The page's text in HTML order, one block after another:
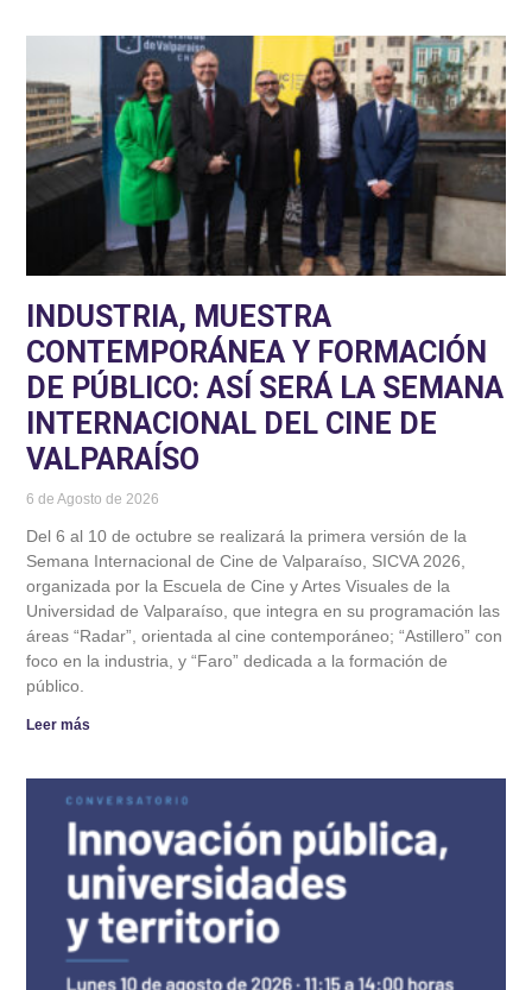
INDUSTRIA, MUESTRA
CONTEMPORÁNEA Y FORMACIÓN
DE PÚBLICO: ASÍ SERÁ LA SEMANA
INTERNACIONAL DEL CINE DE
VALPARAÍSO
6 de Agosto de 2026
Del 6 al 10 de octubre se realizará la primera versión de la
Semana Internacional de Cine de Valparaíso, SICVA 2026,
organizada por la Escuela de Cine y Artes Visuales de la
Universidad de Valparaíso, que integra en su programación las
áreas “Radar”, orientada al cine contemporáneo; “Astillero” con
foco en la industria, y “Faro” dedicada a la formación de
público.
Leer más